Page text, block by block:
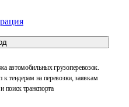
автомобильных грузоперевозок.
к тендерам на перевозки, заявкам
поиск транспорта